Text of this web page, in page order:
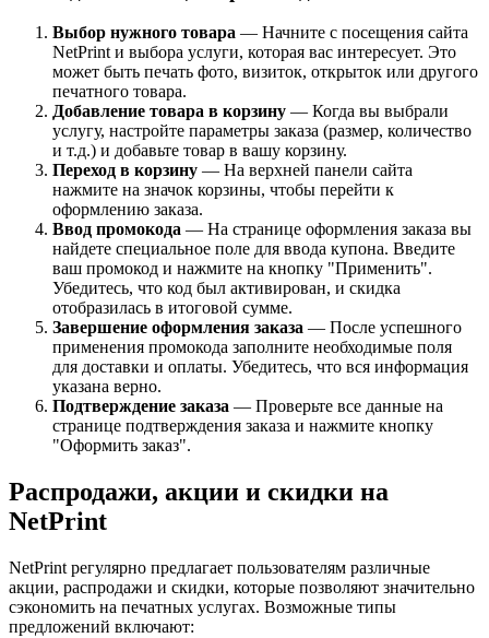
Выбор нужного товара — Начните с посещения сайта
NetPrint и выбора услуги, которая вас интересует. Это
может быть печать фото, визиток, открыток или другого
печатного товара.
Добавление товара в корзину — Когда вы выбрали
услугу, настройте параметры заказа (размер, количество
и т.д.) и добавьте товар в вашу корзину.
Переход в корзину — На верхней панели сайта
нажмите на значок корзины, чтобы перейти к
оформлению заказа.
Ввод промокода — На странице оформления заказа вы
найдете специальное поле для ввода купона. Введите
ваш промокод и нажмите на кнопку "Применить".
Убедитесь, что код был активирован, и скидка
отобразилась в итоговой сумме.
Завершение оформления заказа — После успешного
применения промокода заполните необходимые поля
для доставки и оплаты. Убедитесь, что вся информация
указана верно.
Подтверждение заказа — Проверьте все данные на
странице подтверждения заказа и нажмите кнопку
"Оформить заказ".
Распродажи, акции и скидки на
NetPrint
NetPrint регулярно предлагает пользователям различные
акции, распродажи и скидки, которые позволяют значительно
сэкономить на печатных услугах. Возможные типы
предложений включают: